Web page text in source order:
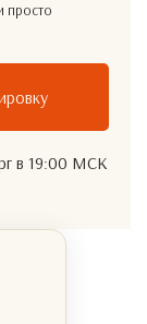
просто
в 19:00 МСК